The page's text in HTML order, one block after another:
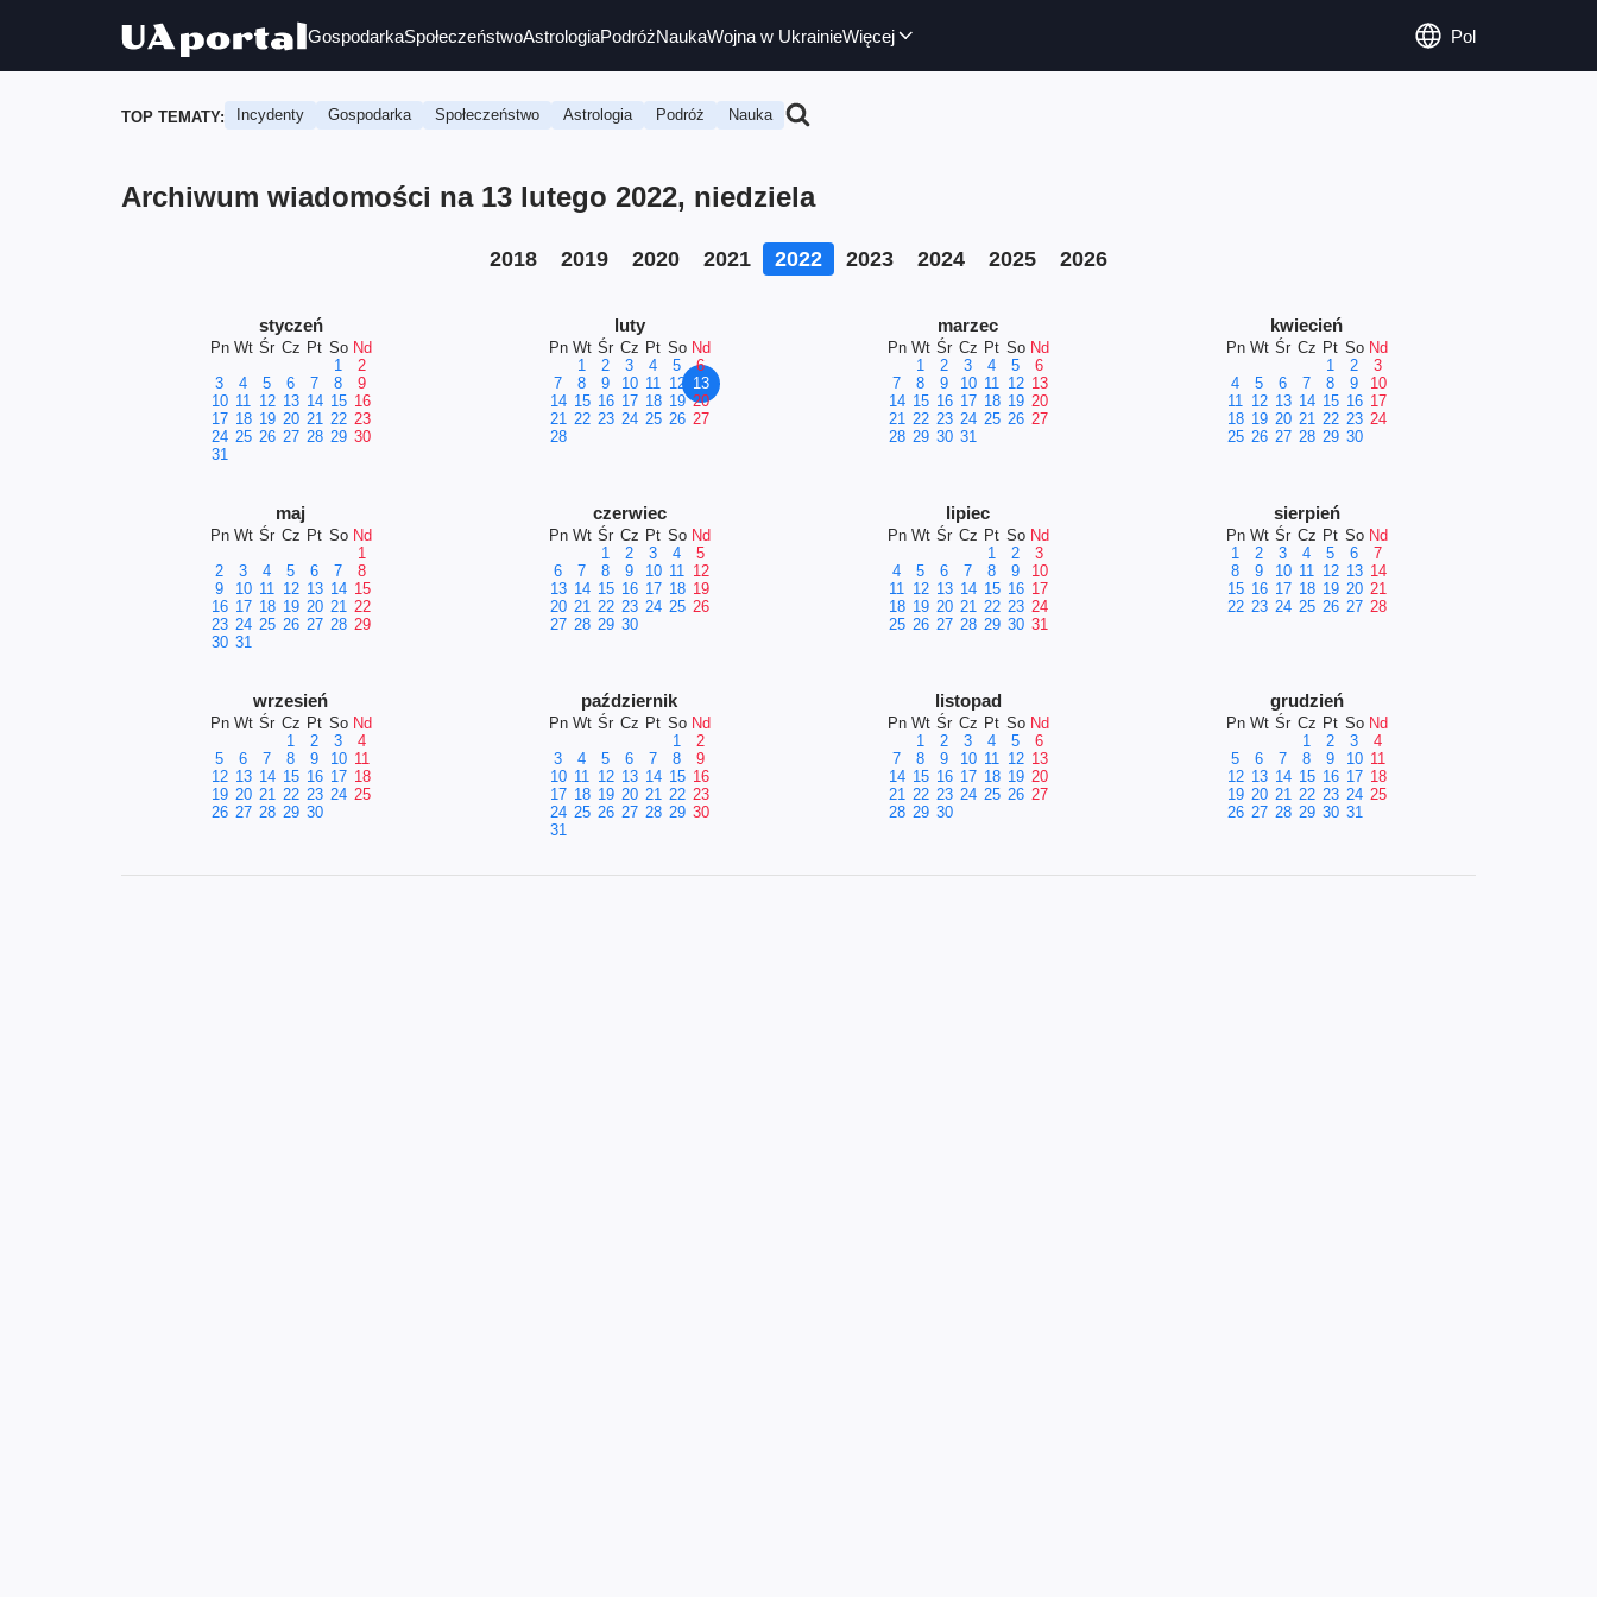
GospodarkaSpołeczeństwoAstrologiaPodróżNaukaWojna w UkrainieWięcej Pol
TOP TEMATY: Incydenty Gospodarka Społeczeństwo Astrologia Podróż Nauka
Archiwum wiadomości na 13 lutego 2022, niedziela
2018 2019 2020 2021 2022 2023 2024 2025 2026
styczeń
Pn Wt Śr Cz Pt So Nd
1
2
3
4 5 6 7 8
9
10 11 12 13 14 15 16
17 18 19 20 21 22 23
24 25 26 27 28 29 30
31
luty
Pn Wt Śr Cz Pt So Nd
1
2 3 4 5
6
7
8 9 10 11 12 13
14 15 16 17 18 19 20
21 22 23 24 25 26 27
28
marzec
Pn Wt Śr Cz Pt So Nd
1
2 3 4 5
6
7
8 9 10 11 12 13
14 15 16 17 18 19 20
21 22 23 24 25 26 27
28 29 30 31
kwiecień
Pn Wt Śr Cz Pt So Nd
1
2
3
4
5 6 7 8 9
10
11 12 13 14 15 16 17
18 19 20 21 22 23 24
25 26 27 28 29 30
maj
Pn Wt Śr Cz Pt So Nd
1
2
3 4 5 6 7
8
9
10 11 12 13 14 15
16 17 18 19 20 21 22
23 24 25 26 27 28 29
30 31
czerwiec
Pn Wt Śr Cz Pt So Nd
1
2 3 4
5
6
7 8 9 10 11 12
13 14 15 16 17 18 19
20 21 22 23 24 25 26
27 28 29 30
lipiec
Pn Wt Śr Cz Pt So Nd
1
2
3
4
5 6 7 8 9
10
11 12 13 14 15 16 17
18 19 20 21 22 23 24
25 26 27 28 29 30 31
sierpień
Pn Wt Śr Cz Pt So Nd
1
2 3 4 5 6
7
8
9 10 11 12 13 14
15 16 17 18 19 20 21
22 23 24 25 26 27 28
wrzesień
Pn Wt Śr Cz Pt So Nd
1
2 3
4
5
6 7 8 9 10 11
12 13 14 15 16 17 18
19 20 21 22 23 24 25
26 27 28 29 30
październik
Pn Wt Śr Cz Pt So Nd
1
2
3
4 5 6 7 8
9
10 11 12 13 14 15 16
17 18 19 20 21 22 23
24 25 26 27 28 29 30
31
listopad
Pn Wt Śr Cz Pt So Nd
1
2 3 4 5
6
7
8 9 10 11 12 13
14 15 16 17 18 19 20
21 22 23 24 25 26 27
28 29 30
grudzień
Pn Wt Śr Cz Pt So Nd
1
2 3
4
5
6 7 8 9 10 11
12 13 14 15 16 17 18
19 20 21 22 23 24 25
26 27 28 29 30 31